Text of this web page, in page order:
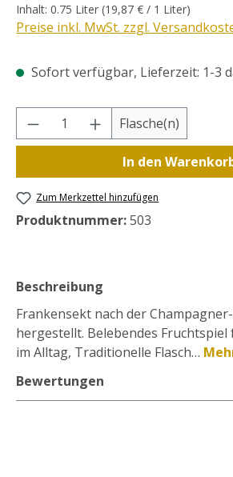
Inhalt: 0.75 Liter (19,87 € / 1 Liter)
Preise inkl. MwSt. zzgl.
Sofort verfügbar, Lieferzeit: 1-3
Produkt Anzahl: Gib
Flasche(n)
In den
Zum Merkzettel hinzufügen
Produktnummer:503
Beschreibung
Frankensekt nach der
hergestellt. Belebendes
im Alltag, Traditionelle Flasch…
Bewertungen